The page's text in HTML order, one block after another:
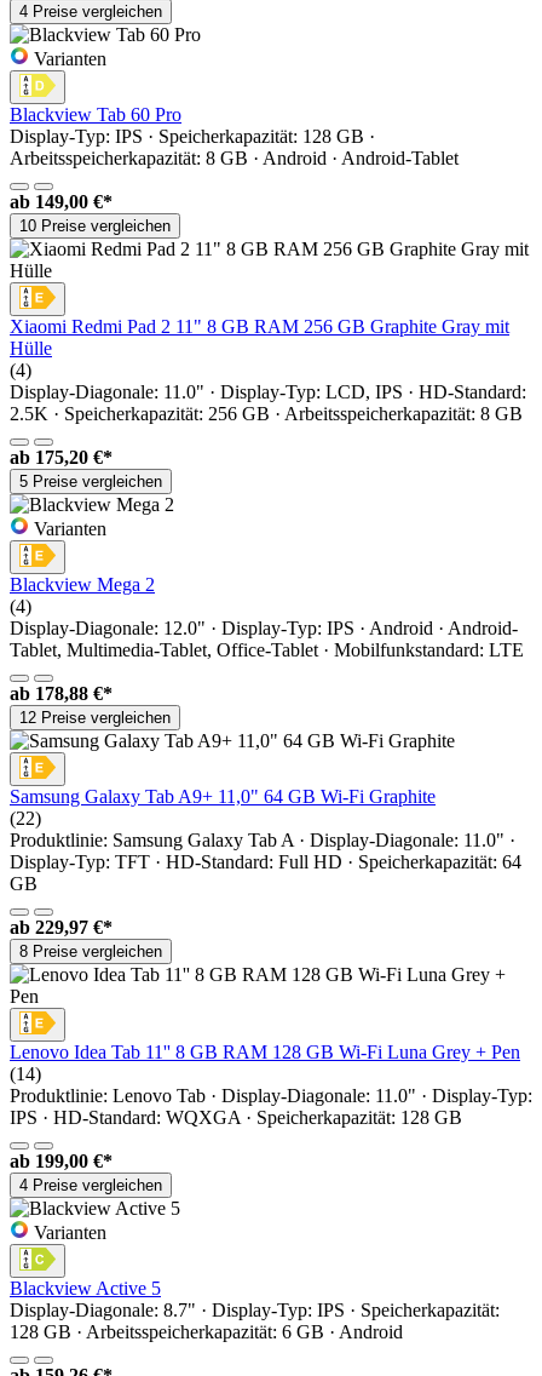
4 Preise vergleichen
Varianten
Blackview Tab 60 Pro
Display-Typ: IPS · Speicherkapazität: 128 GB ·
Arbeitsspeicherkapazität: 8 GB · Android · Android-Tablet
ab 149,00 €*
10 Preise vergleichen
Xiaomi Redmi Pad 2 11" 8 GB RAM 256 GB Graphite Gray mit
Hülle
(4)
Display-Diagonale: 11.0" · Display-Typ: LCD, IPS · HD-Standard:
2.5K · Speicherkapazität: 256 GB · Arbeitsspeicherkapazität: 8 GB
ab 175,20 €*
5 Preise vergleichen
Varianten
Blackview Mega 2
(4)
Display-Diagonale: 12.0" · Display-Typ: IPS · Android · Android-
Tablet, Multimedia-Tablet, Office-Tablet · Mobilfunkstandard: LTE
ab 178,88 €*
12 Preise vergleichen
Samsung Galaxy Tab A9+ 11,0" 64 GB Wi-Fi Graphite
(22)
Produktlinie: Samsung Galaxy Tab A · Display-Diagonale: 11.0" ·
Display-Typ: TFT · HD-Standard: Full HD · Speicherkapazität: 64
GB
ab 229,97 €*
8 Preise vergleichen
Lenovo Idea Tab 11'' 8 GB RAM 128 GB Wi-Fi Luna Grey + Pen
(14)
Produktlinie: Lenovo Tab · Display-Diagonale: 11.0" · Display-Typ:
IPS · HD-Standard: WQXGA · Speicherkapazität: 128 GB
ab 199,00 €*
4 Preise vergleichen
Varianten
Blackview Active 5
Display-Diagonale: 8.7" · Display-Typ: IPS · Speicherkapazität:
128 GB · Arbeitsspeicherkapazität: 6 GB · Android